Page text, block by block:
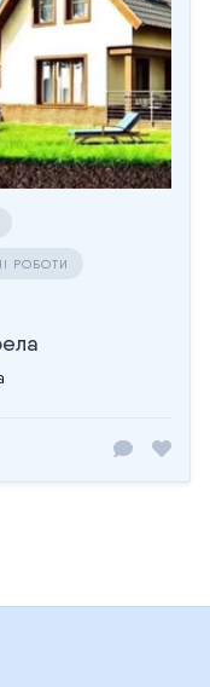
РОБОТИ